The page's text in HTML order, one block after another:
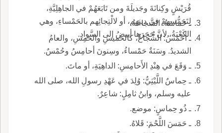
قُرَيْشٍ وكِنانَةَ وجَديلَةَ ومن تَابَعَهُمْ في الجاهِلِيَّةِ،
لِتَحَمُّسهمْ في دِينِهم، أو لالْتِجائِهم بالحَمْساءِ، وهي
الكَعْبَةُ، لأنَّ حَجَرَها أبيضُ إلى السَّوادِ.
ـ حَماسَةُ: الشَّجاعَةُ.
ـ أَحْمَسُ: الشُّجاعُ، كالحَميسِ والحَمِسِ، والعامُ
الشديدُ. وسَنَةٌ حَمْساءُ، وسِنونَ أحامِسُ وحُمْسٌ.
ـ وَقَعَ في هِنْدِ الأَحامِسِ: الداهِيَةِ، أو ماتَ.
ـ حِماسٌ اللَّيْثِيُّ: وُلِدَ في عَهْدِ رسولِ الله، صلى الله
عليه وسلم، وابنُ ثامِلٍ: شاعِرٌ.
ـ ذُو حِماسٍ: موضع.
ـ حَمَسَ اللَّحْمَ: قَلاهُ.